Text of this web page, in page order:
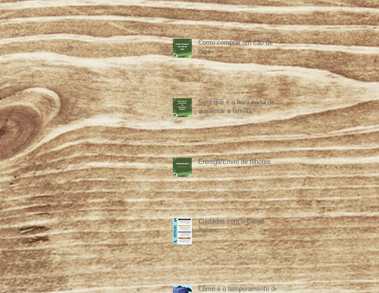
Como comprar um cão de
raça
Será que é a hora certa de
aumentar a família?
Entrega/Envio de filhotes
Cuidados com o Galgo
Italiano
Como é o temperamento do